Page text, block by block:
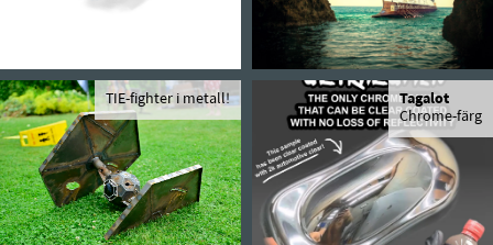
TIE-fighter i metall!
Tagalot
Chrome-färg